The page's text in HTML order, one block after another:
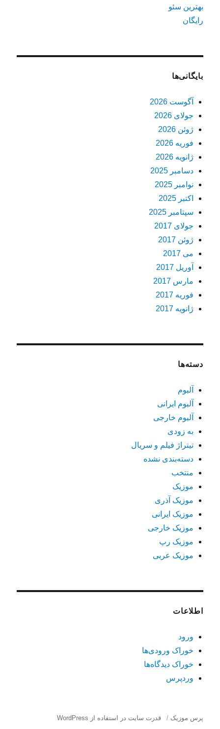
بهترین سئو
رایگان
بایگانی‌ها
آگوست 2026
جولای 2026
ژوئن 2026
فوریه 2026
ژانویه 2026
دسامبر 2025
نوامبر 2025
اکتبر 2025
سپتامبر 2025
جولای 2017
ژوئن 2017
می 2017
آوریل 2017
مارس 2017
فوریه 2017
ژانویه 2017
دسته‌ها
آلبوم
آلبوم ایرانی
آلبوم خارجی
به زودی
تیتراژ فیلم و سریال
دسته‌بندی نشده
منتخب
موزیک
موزیک آذری
موزیک ایرانی
موزیک خارجی
موزیک رپ
موزیک عربی
اطلاعات
ورود
خوراک ورودی‌ها
خوراک دیدگاه‌ها
وردپرس
پرس موزیک قدرت سایت در استفاده از WordPress